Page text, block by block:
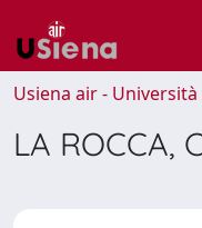
Usiena air - Università
LA ROCCA,